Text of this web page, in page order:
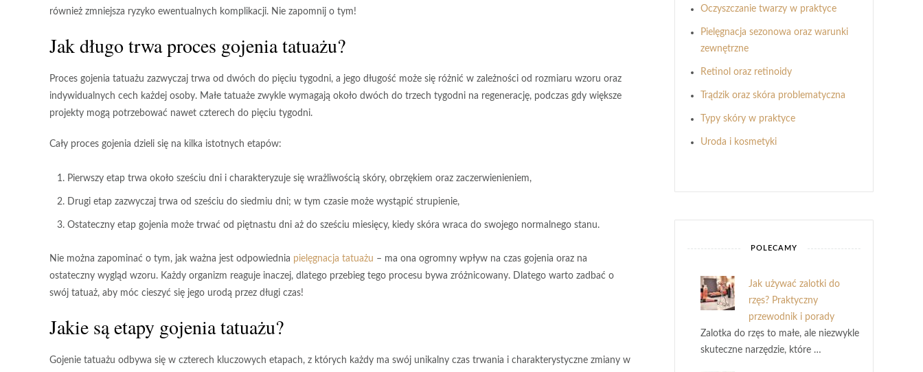
również zmniejsza ryzyko ewentualnych komplikacji. Nie zapomnij o tym!
Jak długo trwa proces gojenia tatuażu?
Proces gojenia tatuażu zazwyczaj trwa od dwóch do pięciu tygodni, a jego długość może się różnić w zależności od rozmiaru wzoru oraz
indywidualnych cech każdej osoby. Małe tatuaże zwykle wymagają około dwóch do trzech tygodni na regenerację, podczas gdy większe
projekty mogą potrzebować nawet czterech do pięciu tygodni.
Cały proces gojenia dzieli się na kilka istotnych etapów:
Pierwszy etap trwa około sześciu dni i charakteryzuje się wrażliwością skóry, obrzękiem oraz zaczerwienieniem,
Drugi etap zazwyczaj trwa od sześciu do siedmiu dni; w tym czasie może wystąpić strupienie,
Ostateczny etap gojenia może trwać od piętnastu dni aż do sześciu miesięcy, kiedy skóra wraca do swojego normalnego stanu.
Nie można zapominać o tym, jak ważna jest odpowiednia pielęgnacja tatuażu – ma ona ogromny wpływ na czas gojenia oraz na
ostateczny wygląd wzoru. Każdy organizm reaguje inaczej, dlatego przebieg tego procesu bywa zróżnicowany. Dlatego warto zadbać o
swój tatuaż, aby móc cieszyć się jego urodą przez długi czas!
Jakie są etapy gojenia tatuażu?
Gojenie tatuażu odbywa się w czterech kluczowych etapach, z których każdy ma swój unikalny czas trwania i charakterystyczne zmiany w
Oczyszczanie twarzy w praktyce
Pielęgnacja sezonowa oraz warunki
zewnętrzne
Retinol oraz retinoidy
Trądzik oraz skóra problematyczna
Typy skóry w praktyce
Uroda i kosmetyki
POLECAMY
Jak używać zalotki do
rzęs? Praktyczny
przewodnik i porady
Zalotka do rzęs to małe, ale niezwykle
skuteczne narzędzie, które …